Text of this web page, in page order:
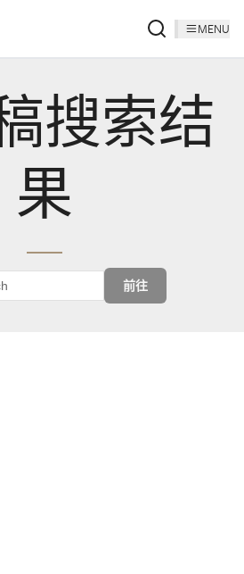
MENU
搜索结
果
前往